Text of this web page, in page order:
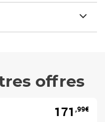
offres
171 ,99€